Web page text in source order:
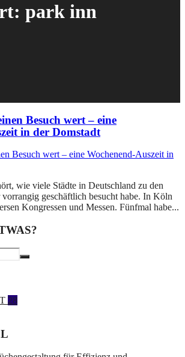
park inn
Besuch wert – eine
in der Domstadt
geschäftlich besucht habe. In Köln
Kongressen und Messen. Fünfmal habe...
28